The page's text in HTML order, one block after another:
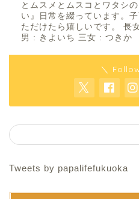
とムスメとムスコとワタシ
い』日常を綴っています。
ただけたら嬉しいです。 長
男 : きよいち 三女 : つきか
＼
Tweets by papalifefukuoka